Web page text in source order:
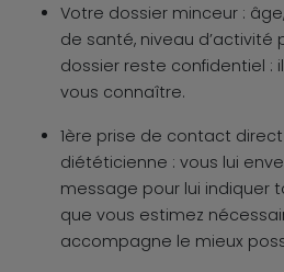
Votre dossier minceur :
de santé, niveau d’activité
dossier reste confidentiel :
vous connaître.
1ère prise de contact
diététicienne : vous lui
message pour lui indiquer
que vous estimez
accompagne le mieux